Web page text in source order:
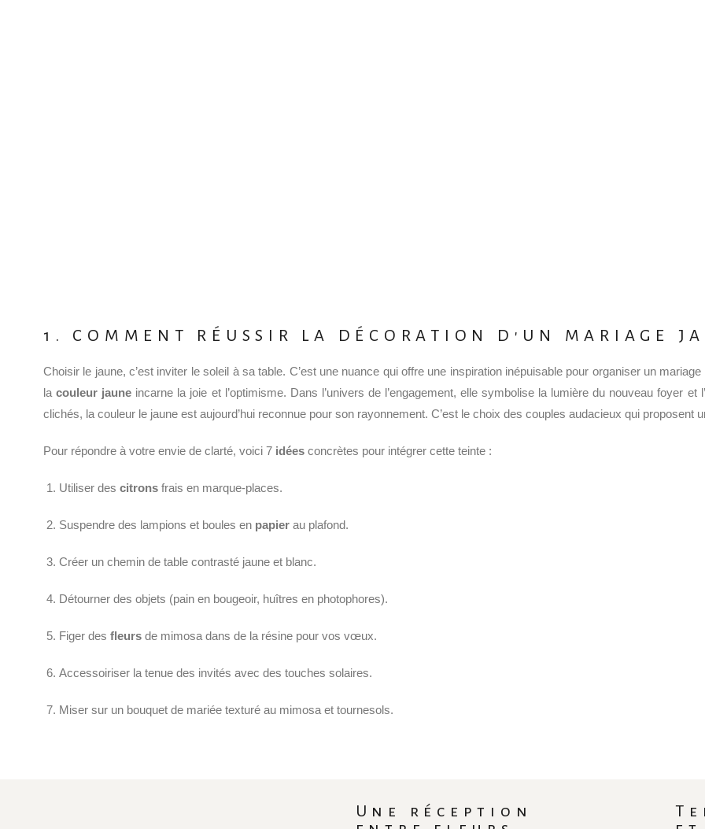
1. COMMENT RÉUSSIR LA DÉCORATION D'UN MARIAGE
Choisir le jaune, c’est inviter le soleil à sa table. C’est une nuance qui offre une inspiration inépuisable pour organiser un
lacouleur jaune incarne la joie et l’optimisme. Dans l’univers de l’engagement, elle symbolise la lumière du nouveau foyer et
clichés, la couleur le jaune est aujourd’hui reconnue pour son rayonnement. C’est le choix des couples audacieux qui proposent
Pour répondre à votre envie de clarté, voici 7 idées concrètes pour intégrer cette teinte :
Utiliser des citrons frais en marque-places.
Suspendre des lampions et boules en papier au plafond.
Créer un chemin de table contrasté jaune et blanc.
Détourner des objets (pain en bougeoir, huîtres en photophores).
Figer des fleurs de mimosa dans de la résine pour vos vœux.
Accessoiriser la tenue des invités avec des touches solaires.
Miser sur un bouquet de mariée texturé au mimosa et tournesols.
Une réception